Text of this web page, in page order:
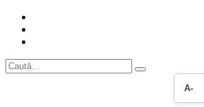
A-